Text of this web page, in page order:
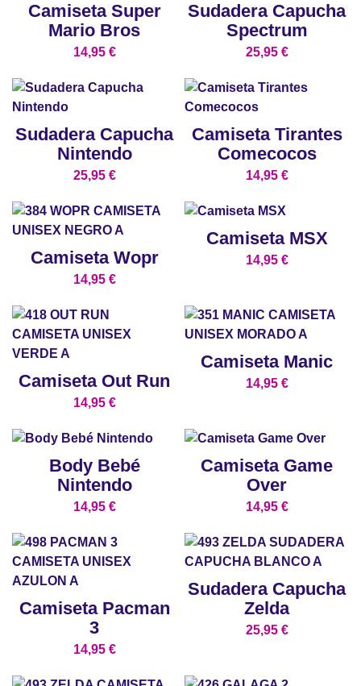
Camiseta Super
Mario Bros
14,95 €
Sudadera Capucha
Spectrum
25,95 €
Sudadera Capucha
Nintendo
25,95 €
Camiseta Tirantes
Comecocos
14,95 €
Camiseta Wopr
14,95 €
Camiseta MSX
14,95 €
Camiseta Out Run
14,95 €
Camiseta Manic
14,95 €
Body Bebé
Nintendo
14,95 €
Camiseta Game
Over
14,95 €
Camiseta Pacman
3
14,95 €
Sudadera Capucha
Zelda
25,95 €